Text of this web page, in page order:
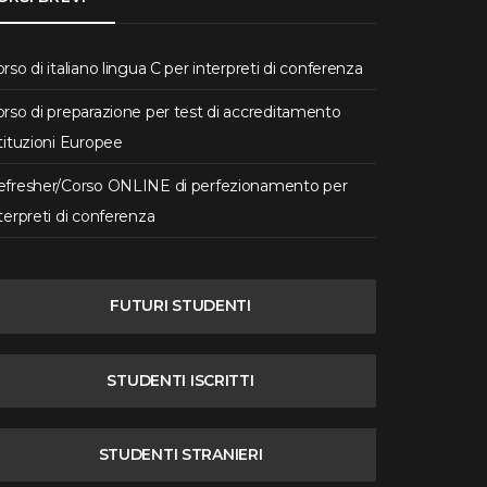
di italiano lingua C per interpreti di conferenza
di preparazione per test di accreditamento
Europee
Corso ONLINE di perfezionamento per
di conferenza
FUTURI STUDENTI
STUDENTI ISCRITTI
STUDENTI STRANIERI